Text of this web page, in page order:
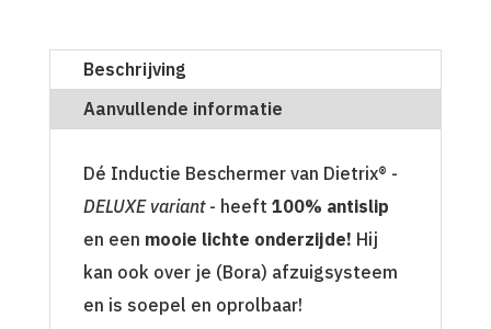
Beschrijving
Aanvullende informatie
Dé Inductie Beschermer van Dietrix® -
DELUXE variant - heeft 100% antislip
en een mooie lichte onderzijde! Hij
kan ook over je (Bora) afzuigsysteem
en is soepel en oprolbaar!